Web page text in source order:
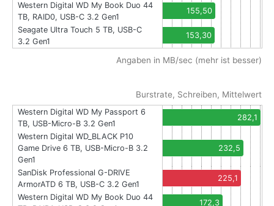
Western Digital WD My Book Duo 44
TB, RAID0, USB-C 3.2 Gen1
155,50
Seagate Ultra Touch 5 TB, USB-C
3.2 Gen1
153,30
Angaben in MB/sec (mehr ist besser)
Burstrate, Schreiben, Mittelwert
Western Digital WD My Passport 6
TB, USB-Micro-B 3.2 Gen1
282,1
Western Digital WD_BLACK P10
Game Drive 6 TB, USB-Micro-B 3.2
Gen1
232,5
SanDisk Professional G-DRIVE
ArmorATD 6 TB, USB-C 3.2 Gen1
225,1
Western Digital WD My Book Duo 44
172,3